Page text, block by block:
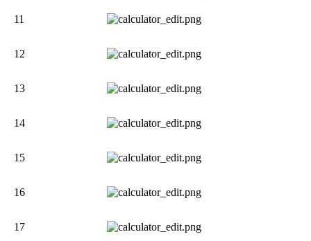
11
12
13
14
15
16
17